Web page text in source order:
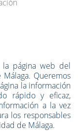
página web del
Queremos
la información
rápido y eficaz,
a la vez
los responsables
de Málaga.